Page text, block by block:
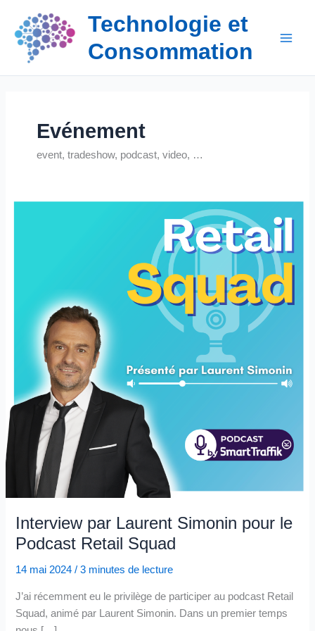
contenu
Technologie et
Consommation
Evénement
event, tradeshow, podcast, video, …
Interview par Laurent Simonin pour le
Podcast Retail Squad
14 mai 2024/3 minutes de lecture
J’ai récemment eu le privilège de participer au podcast Retail
Squad, animé par Laurent Simonin. Dans un premier temps